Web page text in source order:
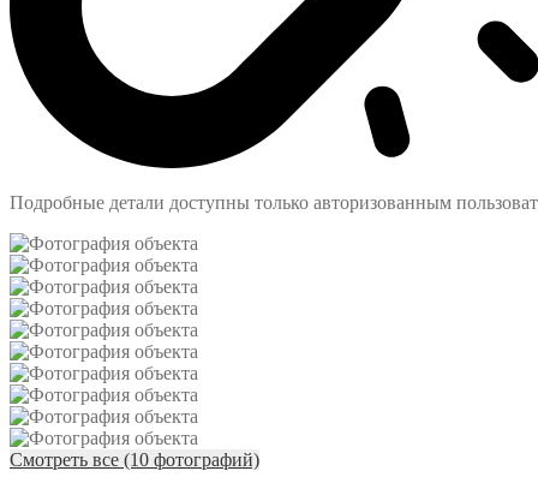
Подробные детали доступны только авторизованным
Смотреть все (10 фотографий)